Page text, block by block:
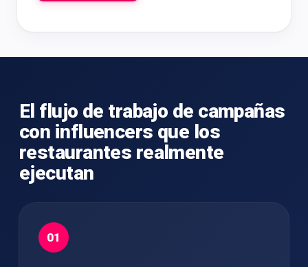
El flujo de trabajo de campañas
con influencers que los
restaurantes realmente
ejecutan
01